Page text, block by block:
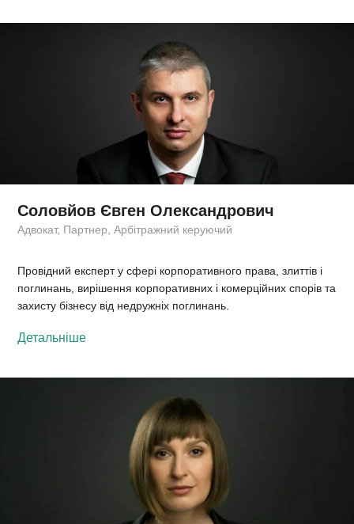
Соловйов Євген Олександрович
Адвокат, Партнер, Арбітражний керуючий
Провідний експерт у сфері корпоративного права, злиттів і
поглинань, вирішення корпоративних і комерційних спорів та
захисту бізнесу від недружніх поглинань.
Детальніше